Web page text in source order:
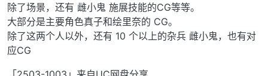
除了场景，还有 雌小鬼 施展技能的CG等等。
大部分是主要角色真子和绘里奈的 CG。
除了这两个人以外，还有 10 个以上的杂兵 雌小鬼，也有对
应CG